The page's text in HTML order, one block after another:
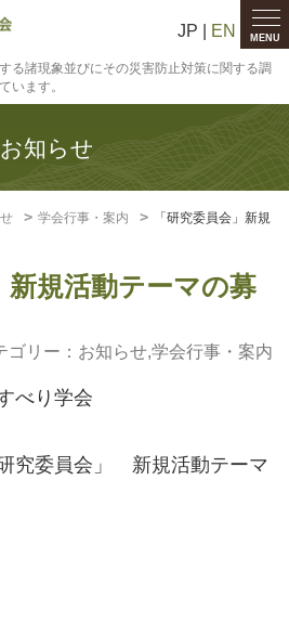
MENU
JP | EN
る諸現象並びにその災害防止対策に関する調
います。
お知らせ
学会行事・案内
「研究委員会」新規
新規活動テーマの募
リー： お知らせ,学会行事・案内
べり学会
」 新規活動テーマ